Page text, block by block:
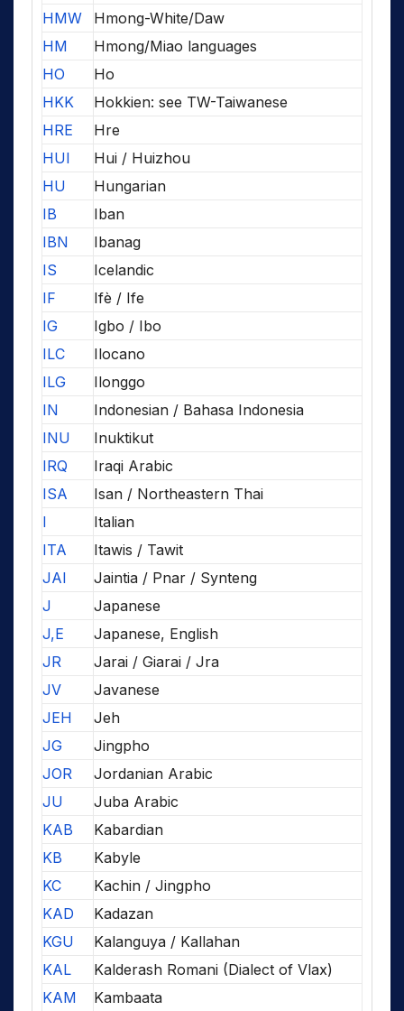
HMW
Hmong-White/Daw
HM
Hmong/Miao languages
HO
Ho
HKK
Hokkien: see TW-Taiwanese
HRE
Hre
HUI
Hui / Huizhou
HU
Hungarian
IB
Iban
IBN
Ibanag
IS
Icelandic
IF
Ifè / Ife
IG
Igbo / Ibo
ILC
Ilocano
ILG
Ilonggo
IN
Indonesian / Bahasa Indonesia
INU
Inuktikut
IRQ
Iraqi Arabic
ISA
Isan / Northeastern Thai
I
Italian
ITA
Itawis / Tawit
JAI
Jaintia / Pnar / Synteng
J
Japanese
J,E
Japanese, English
JR
Jarai / Giarai / Jra
JV
Javanese
JEH
Jeh
JG
Jingpho
JOR
Jordanian Arabic
JU
Juba Arabic
KAB
Kabardian
KB
Kabyle
KC
Kachin / Jingpho
KAD
Kadazan
KGU
Kalanguya / Kallahan
KAL
Kalderash Romani (Dialect of Vlax)
KAM
Kambaata